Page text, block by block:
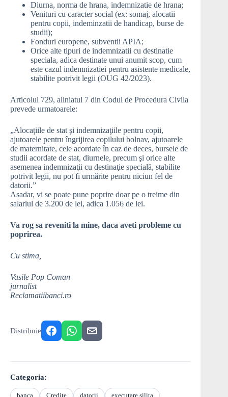
Diurna, norma de hrana, indemnizatie de hrana;
Venituri cu caracter social (ex: somaj, alocatii
pentru copii, indeminzatii de handicap, burse de
studii);
Fonduri europene, subventii APIA;
Orice alte tipuri de indemnizatii cu destinatie
speciala, adica destinate unui anumit scop, cum
este cazul indemnizatiei pentru asistente medicale,
stabilite potrivit legii (OUG 42/2023).
Articolul 729, aliniatul 7 din Codul de Procedura Civila
prevede urmatoarele:
„Alocaţiile de stat şi indemnizaţiile pentru copii,
ajutoarele pentru îngrijirea copilului bolnav, ajutoarele
de maternitate, cele acordate în caz de deces, bursele de
studii acordate de stat, diurnele, precum şi orice alte
asemenea indemnizaţii cu destinaţie specială, stabilite
potrivit legii, nu pot fi urmărite pentru niciun fel de
datorii.”
Asadar, vi se poate pune poprire doar pe o treime din
salariul de 3.200 de lei, adica 1.056 de lei.
Va rog sa reveniti la mine, daca aveti probleme cu
poprirea.
Cu stima,
Vasile Pop Coman
jurnalist
Reclamatiibanci.ro
Distribuie
Categoria:
banca Credite datorii
executare silita